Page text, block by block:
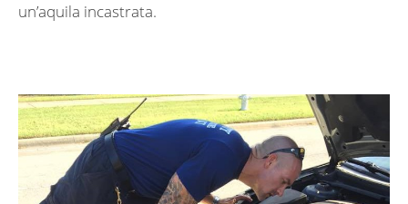
un’aquila incastrata.